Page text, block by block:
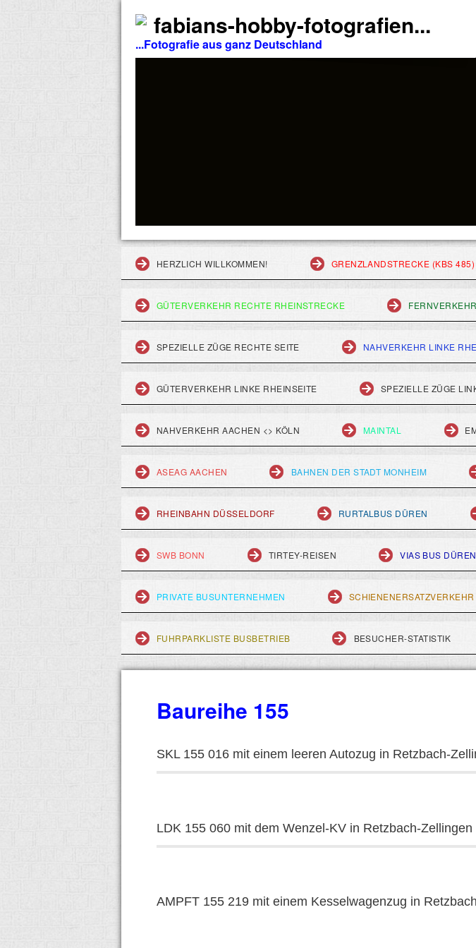
fabians-hobby-fotografien...
...Fotografie aus ganz Deutschland
HERZLICH WILLKOMMEN! GRENZLANDSTRECKE (KBS 485)
GÜTERVERKEHR RECHTE RHEINSTRECKE
SPEZIELLE ZÜGE RECHTE SEITE NAHVERKEHR LINKE
GÜTERVERKEHR LINKE RHEINSEITE SPEZIELLE ZÜGE
NAHVERKEHR AACHEN <> KÖLN MAINTAL
ASEAG AACHEN BAHNEN DER STADT MONHEIM
RHEINBAHN DÜSSELDORF RURTALBUS DÜREN
SWB BONN TIRTEY-REISEN VIAS BUS DÜREN
PRIVATE BUSUNTERNEHMEN SCHIENENERSATZVERKEHR
FUHRPARKLISTE BUSBETRIEB BESUCHER-STATISTIK
Baureihe 155
SKL 155 016 mit einem leeren Autozug in Retzbach-
LDK 155 060 mit dem Wenzel-KV in Retzbach-
AMPFT 155 219 mit einem Kesselwagenzug in